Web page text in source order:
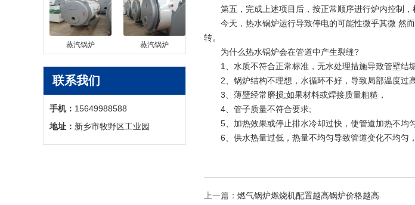
蒸汽锅炉 蒸汽锅炉
联系我们
手机： 15649988588
地址： 新乡市牧野区工业园
第五，完成上述项目后，按正常顺序进行炉内控制，
今天，热水锅炉运行导致停电的可能性微乎其微 然而
转。
为什么热水锅炉会在管道中产生裂缝?
1、水质不符合正常标准，无水处理措施导致管壁结垢
2、锅炉结构不理想，水循环不好，导致局部温度过
3、薄壁经常磨损;如果材料或焊接质量粗糙，
4、管子质量不符合要求;
5、加热效果或停止排水冷却过快，使管道加热不均
6、供水热量过低，热量不均匀导致管道变化不均匀，
上一篇： 燃气锅炉燃烧机配置越高锅炉价格越高